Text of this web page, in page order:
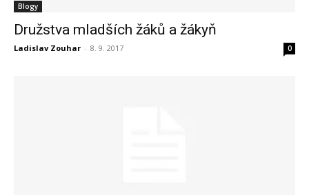
Blogy
Družstva mladších žáků a žákyň
Ladislav Zouhar - 8. 9. 2017 0